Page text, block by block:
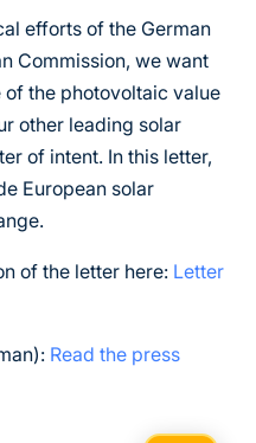
efforts of the German
Commission, we want
the photovoltaic value
other leading solar
of intent. In this letter,
European solar
of the letter here: Letter
Read the press